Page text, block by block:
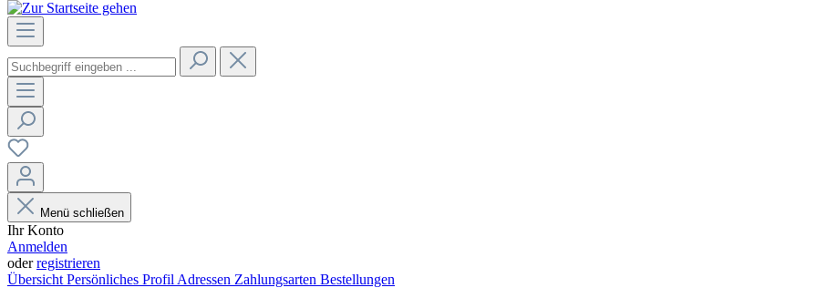
Menü schließen
Ihr Konto
Anmelden
oderregistrieren
Übersicht Persönliches Profil Adressen Zahlungsarten Bestellungen